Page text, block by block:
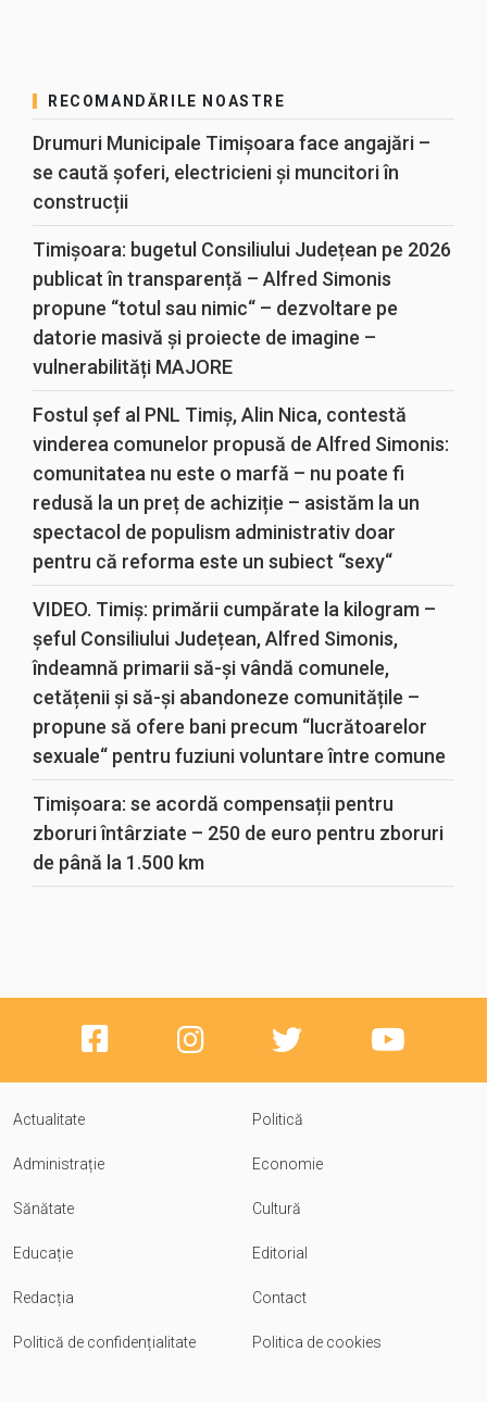
RECOMANDĂRILE NOASTRE
Drumuri Municipale Timișoara face angajări –
se caută șoferi, electricieni și muncitori în
construcții
Timișoara: bugetul Consiliului Județean pe 2026
publicat în transparență – Alfred Simonis
propune “totul sau nimic“ – dezvoltare pe
datorie masivă și proiecte de imagine –
vulnerabilități MAJORE
Fostul șef al PNL Timiș, Alin Nica, contestă
vinderea comunelor propusă de Alfred Simonis:
comunitatea nu este o marfă – nu poate fi
redusă la un preț de achiziție – asistăm la un
spectacol de populism administrativ doar
pentru că reforma este un subiect “sexy“
VIDEO. Timiș: primării cumpărate la kilogram –
șeful Consiliului Județean, Alfred Simonis,
îndeamnă primarii să-și vândă comunele,
cetățenii și să-și abandoneze comunitățile –
propune să ofere bani precum “lucrătoarelor
sexuale“ pentru fuziuni voluntare între comune
Timișoara: se acordă compensații pentru
zboruri întârziate – 250 de euro pentru zboruri
de până la 1.500 km
Actualitate Politică
Administrație Economie
Sănătate Cultură
Educație Editorial
Redacția Contact
Politică de confidențialitate Politica de cookies